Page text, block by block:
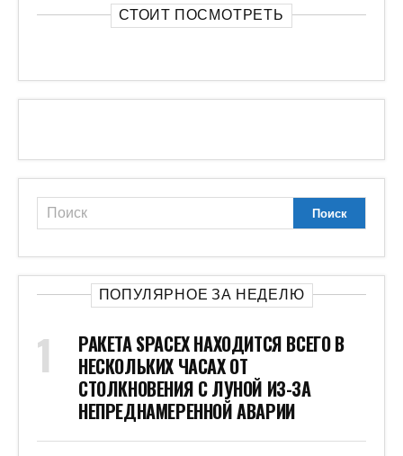
СТОИТ ПОСМОТРЕТЬ
ПОПУЛЯРНОЕ ЗА НЕДЕЛЮ
РАКЕТА SPACEX НАХОДИТСЯ ВСЕГО В
НЕСКОЛЬКИХ ЧАСАХ ОТ
СТОЛКНОВЕНИЯ С ЛУНОЙ ИЗ-ЗА
НЕПРЕДНАМЕРЕННОЙ АВАРИИ